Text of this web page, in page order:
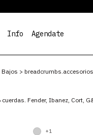
Info Agendate
Bajos >
Fender, Ibanez, Cort,
+1